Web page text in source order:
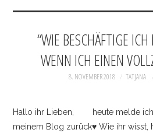
BEAUTY
SHOP
FACEBOOK
“WIE BESCHÄFTIGE
WENN ICH EINEN
8. NOVEMBER 2018 TATJANA
Hallo ihr Lieben, heute melde ich
meinem Blog zurück♥ Wie ihr wisst,